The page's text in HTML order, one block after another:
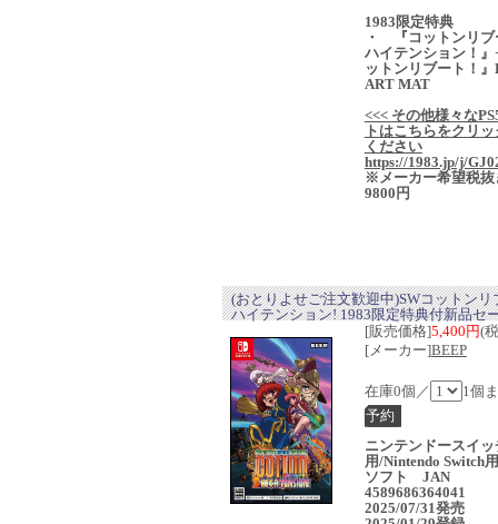
1983限定特典
・ 『コットンリブ
ハイテンション！』
ットンリブート！』
ART MAT
<<< その他様々な
トはこちらをクリ
ください
https://1983.jp/j/
※メーカー希望税抜
9800円
(おとりよせご注文歓迎中)SWコットンリ
ハイテンション! 1983限定特典付新品セ
[販売価格]5,400円(
[メーカー]BEEP
在庫0個／ 1個
ニンテンドースイッ
用/Nintendo Switch
ソフト JAN
4589686364041
2025/07/31発売